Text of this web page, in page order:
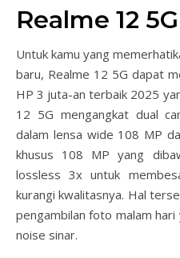
Realme 12 5G
Untuk kamu yang
baru, Realme 12 5G dapat
HP 3 juta-an terbaik 2025
12 5G mengangkat dual
dalam lensa wide 108 MP
khusus 108 MP yang
lossless 3x untuk
kurangi kwalitasnya. Hal
pengambilan foto malam hari
noise sinar.